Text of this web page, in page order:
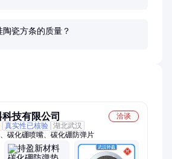
瓷方条的质量？
技有限公司
洽谈
真实性已核验 湖北武汉
碳化硼喷嘴、碳化硼防弹片